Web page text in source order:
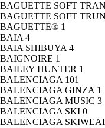
BAGUETTE SOFT
BAGUETTE SOFT
BAGUETTE® 1
BAIA 4
BAIA SHIBUYA 4
BAIGNOIRE 1
BAILEY HUNTER 1
BALENCIAGA 101
BALENCIAGA GINZA 1
BALENCIAGA MUSIC 3
BALENCIAGA SKI 0
BALENCIAGA